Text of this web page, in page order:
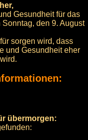
Gesundheit für das
den 9. August
sorgen wird, dass
und Gesundheit eher
übermorgen: